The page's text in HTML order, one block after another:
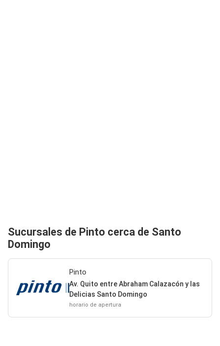
Sucursales de Pinto cerca de Santo
Domingo
Pinto
Av. Quito entre Abraham Calazacón y las
Delicias Santo Domingo
horario de apertura